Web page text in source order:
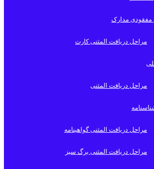
مفقودی مدارک
مراحل دریافت المثنی کارت
مراحل دریافت المثنی
مراحل دریافت المثنی گواهینامه
مراحل دریافت المثنی برگ سبز